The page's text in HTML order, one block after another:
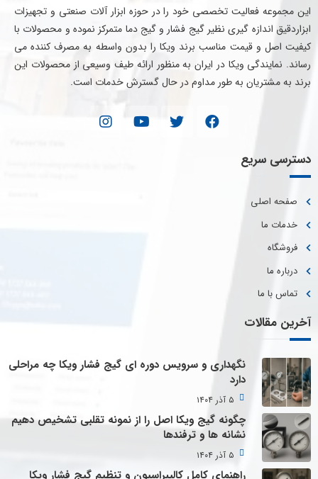
این مجموعه فعالیت تخصصی خود را در حوزه ابزار آلات صنعتی و تجهیزات
ابزاردقیق اندازه گیری نظیر گیج فشار و گیج دما متمرکز نموده و محصولات با
کیفیت اصل و قیمت مناسب برند ویکا را بدون واسطه به مصرف کننده می
رساند. نمایندگی ویکا در ایران به منظور ارائه طیف وسیعی از محصولات این
برند به مشتریان به طور مداوم در حال گسترش خدمات است.
دسترسی سریع
صفحه اصلی
خدمات ما
فروشگاه
درباره ما
تماس با ما
آخرین مقالات
نگهداری و سرویس دوره ای گیج فشار ویکا چه مراحلی
دارد
۵ آذر ۱۴۰۴
چگونه گیج ویکا اصل را از نمونه تقلبی تشخیص دهیم
نشانه ها و ترفندها
۵ آذر ۱۴۰۴